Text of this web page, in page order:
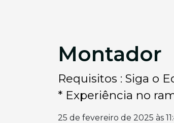
Montador
Requisitos : Siga o
* Experiência no
25 de fevereiro de 2025 às